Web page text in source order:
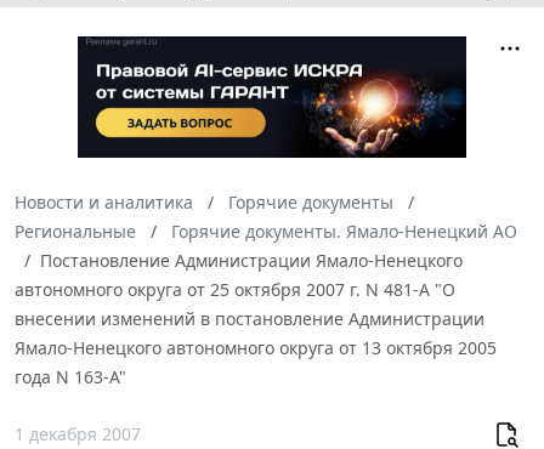
Новости и аналитика
Горячие документы
Региональные
Горячие документы. Ямало-Ненецкий АО
Постановление Администрации Ямало-Ненецкого
автономного округа от 25 октября 2007 г. N 481-А "О
внесении изменений в постановление Администрации
Ямало-Ненецкого автономного округа от 13 октября 2005
года N 163-А"
1 декабря 2007